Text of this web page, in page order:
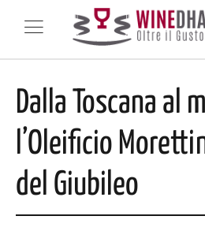
Dalla Toscana al
l’Oleificio
del Giubileo